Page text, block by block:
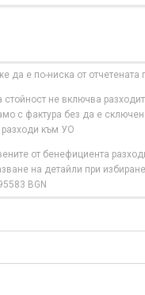
да е по-ниска от
не включва
с фактура без да е
разходи към УО
от бенефициента
на детайли при
BGN